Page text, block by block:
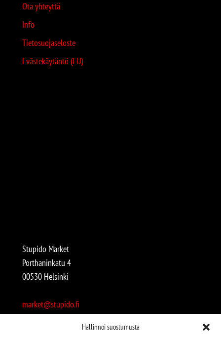
Hallinnoi suostumusta
Ota yhteyttä
Info
Tietosuojaseloste
Evästekäytäntö (EU)
Stupido Market
Porthaninkatu 4
00530 Helsinki
market@stupido.fi